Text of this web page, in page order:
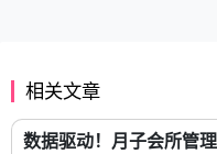
相关文章
数据驱动！月子会所管